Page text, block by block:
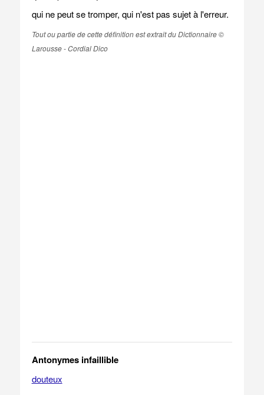
qui ne peut se tromper, qui n'est pas sujet à l'erreur.
Tout ou partie de cette définition est extrait du Dictionnaire ©
Larousse - Cordial Dico
Antonymes infaillible
douteux